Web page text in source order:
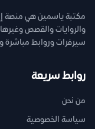
مكتبة ياسمين هي منصة
سيرفرات وروابط مباشرة
روابط سريعة
من نحن
سياسة الخصوصية